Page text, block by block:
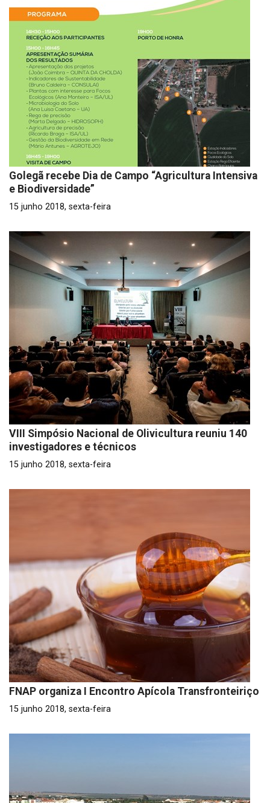
Golegã recebe Dia de Campo “Agricultura Intensiva
e Biodiversidade”
15 junho 2018, sexta-feira
VIII Simpósio Nacional de Olivicultura reuniu 140
investigadores e técnicos
15 junho 2018, sexta-feira
FNAP organiza I Encontro Apícola Transfronteiriço
15 junho 2018, sexta-feira